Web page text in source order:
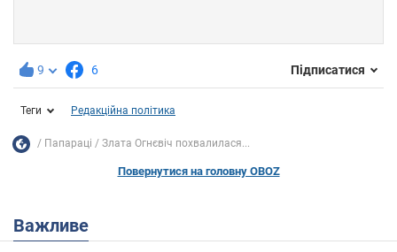
9 6 Підписатися
Теги Редакційна політика
Папараці Злата Огнєвіч похвалилася...
Повернутися на головну OBOZ
Важливе